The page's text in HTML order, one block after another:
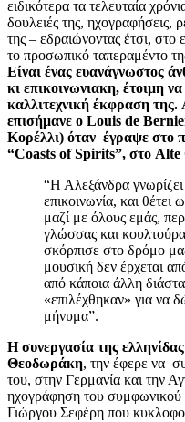
ειδικότερα τα τελευταία
δουλειές της, ηχογραφήσεις,
της – εδραιώνοντας έτσι, στο
το προσωπικό ταπεραμέντο
Είναι ένας ευανάγνωστος
κι επικοινωνιακη, έτοιμη
καλλιτεχνική έκφραση της.
επισήμανε ο Louis de
Κορέλλι) όταν έγραψε στο
“Coasts of Spirits”, στο Alte
“Η Αλεξάνδρα γνωρίζει
επικοινωνία, και θέτει
μαζί με όλους εμάς,
γλώσσας και
σκόρπισε στο δρόμο
μουσική δεν έρχεται
από κάποια άλλη
«επιλέχθηκαν» για να
μήνυμα”.
Η συνεργασία της
Θεοδωράκη, την έφερε να
του, στην Γερμανία και την
ηχογράφηση του συμφωνικού
Γιώργoυ Σεφέρη που